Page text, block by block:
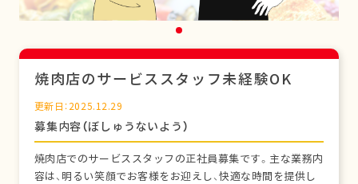
焼肉店のサービススタッフ未経験OK
更新日：2025.12.29
募集内容（ぼしゅうないよう）
焼肉店でのサービススタッフの正社員募集です。主な業務内
容は、明るい笑顔でお客様をお迎えし、快適な時間を提供し